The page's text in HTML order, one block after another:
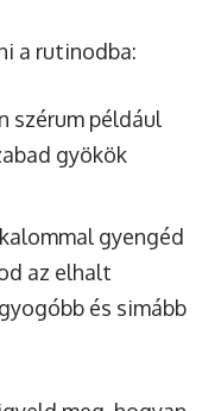
a rutinodba:
szérum például
gyökök
gyengéd
az elhalt
és simább